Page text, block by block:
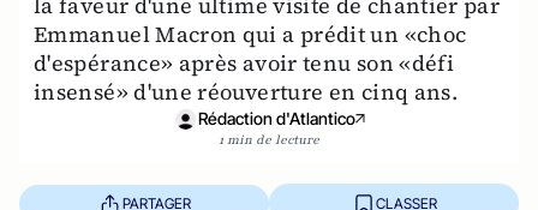
Emmanuel Macron qui a prédit un «choc
d'espérance» après avoir tenu son «défi
insensé» d'une réouverture en cinq ans.
Rédaction d'Atlantico
1 min de lecture
PARTAGER CLASSER